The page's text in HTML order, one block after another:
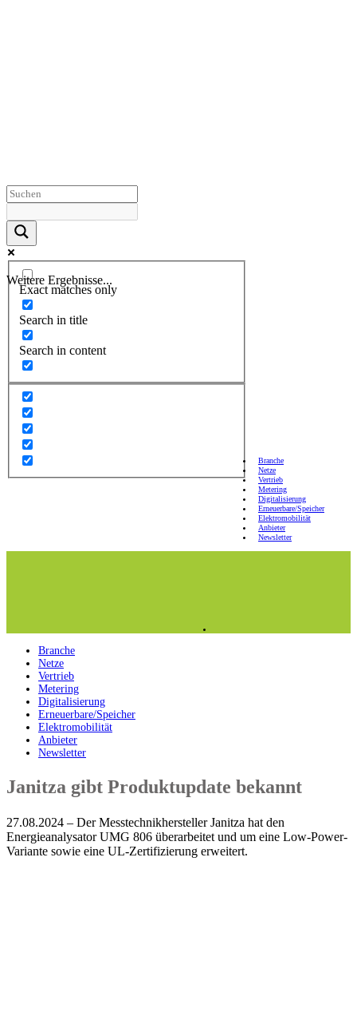
Weitere Ergebnisse...
Exact matches only
Search in title
Search in content
Branche
Netze
Vertrieb
Metering
Digitalisierung
Erneuerbare/Speicher
Elektromobilität
Anbieter
Newsletter
Branche
Netze
Vertrieb
Metering
Digitalisierung
Erneuerbare/Speicher
Elektromobilität
Anbieter
Newsletter
Janitza gibt Produktupdate bekannt
27.08.2024 – Der Messtechnikhersteller Janitza hat den
Energieanalysator UMG 806 überarbeitet und um eine Low-Power-
Variante sowie eine UL-Zertifizierung erweitert.